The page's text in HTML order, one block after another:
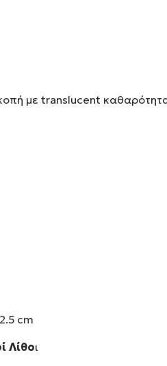
με translucent
cm
Λίθοι